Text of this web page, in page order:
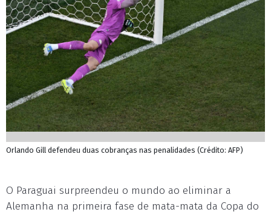
Orlando Gill defendeu duas cobranças nas penalidades (Crédito: AFP)
O Paraguai surpreendeu o mundo ao eliminar a
Alemanha na primeira fase de mata-mata da Copa do